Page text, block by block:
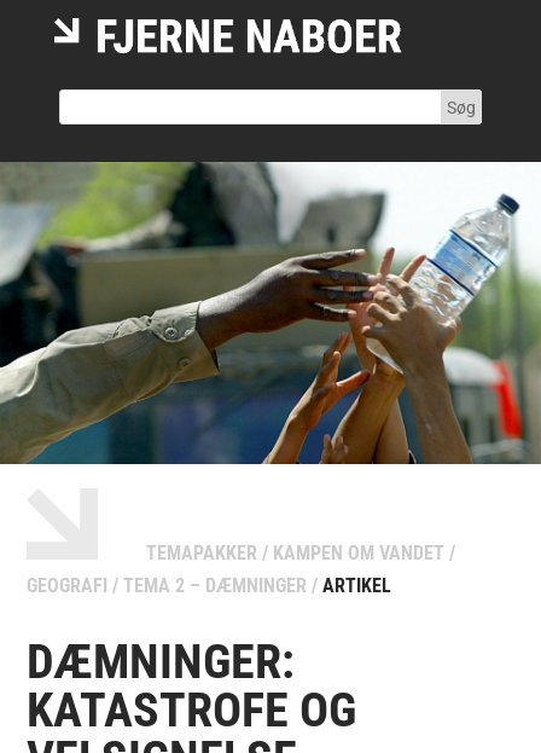
TEMAPAKKER / KAMPEN OM VANDET /
GEOGRAFI /TEMA 2 – DÆMNINGER /ARTIKEL
DÆMNINGER:
KATASTROFE OG